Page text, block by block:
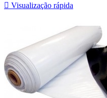
 Visualização rápida